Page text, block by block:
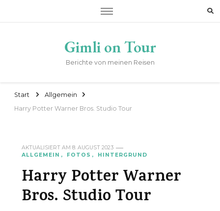
Gimli on Tour
Berichte von meinen Reisen
Start
Allgemein
Harry Potter Warner Bros. Studio Tour
AKTUALISIERT AM 8. AUGUST 2023
ALLGEMEIN
FOTOS HINTERGRUND
Harry Potter Warner
Bros. Studio Tour